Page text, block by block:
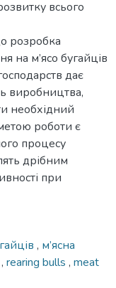
всього
розробка
на м’ясо бугайців
дає
виробництва,
необхідний
роботи є
процесу
дрібним
при
, м’ясна
, rearing bulls , meat